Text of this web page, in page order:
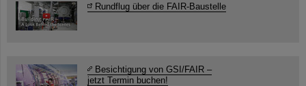
Rundflug über die FAIR-Baustelle
Besichtigung von GSI/FAIR –
jetzt Termin buchen!